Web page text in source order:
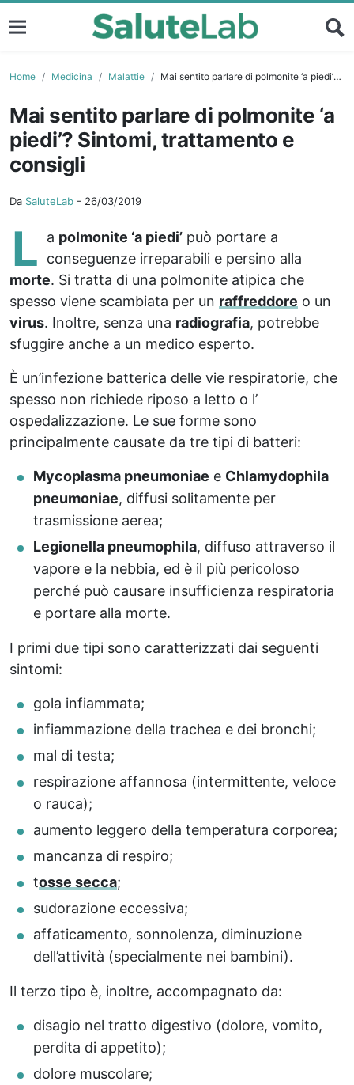
Home Medicina Malattie Mai sentito parlare di polmonite ‘a piedi’? Sintomi, trattamento e consigli
Mai sentito parlare di polmonite ‘a
piedi’? Sintomi, trattamento e
consigli
Da SaluteLab - 26/03/2019
L a polmonite ‘a piedi’ può portare a
conseguenze irreparabili e persino alla
morte. Si tratta di una polmonite atipica che
spesso viene scambiata per un raffreddore o un
virus. Inoltre, senza una radiografia, potrebbe
sfuggire anche a un medico esperto.
È un’infezione batterica delle vie respiratorie, che
spesso non richiede riposo a letto o l’
ospedalizzazione. Le sue forme sono
principalmente causate da tre tipi di batteri:
Mycoplasma pneumoniae e Chlamydophila
pneumoniae, diffusi solitamente per
trasmissione aerea;
Legionella pneumophila, diffuso attraverso il
vapore e la nebbia, ed è il più pericoloso
perché può causare insufficienza respiratoria
e portare alla morte.
I primi due tipi sono caratterizzati dai seguenti
sintomi:
gola infiammata;
infiammazione della trachea e dei bronchi;
mal di testa;
respirazione affannosa (intermittente, veloce
o rauca);
aumento leggero della temperatura corporea;
mancanza di respiro;
tosse secca;
sudorazione eccessiva;
affaticamento, sonnolenza, diminuzione
dell’attività (specialmente nei bambini).
Il terzo tipo è, inoltre, accompagnato da:
disagio nel tratto digestivo (dolore, vomito,
perdita di appetito);
dolore muscolare;